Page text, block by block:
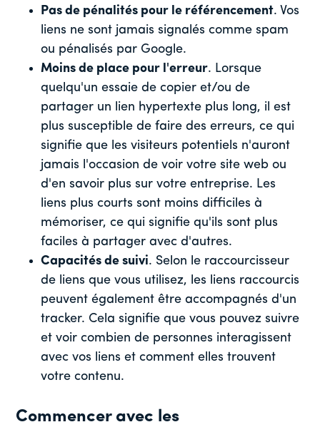
Pas de pénalités pour le référencement. Vos
liens ne sont jamais signalés comme spam
ou pénalisés par Google.
Moins de place pour l'erreur. Lorsque
quelqu'un essaie de copier et/ou de
partager un lien hypertexte plus long, il est
plus susceptible de faire des erreurs, ce qui
signifie que les visiteurs potentiels n'auront
jamais l'occasion de voir votre site web ou
d'en savoir plus sur votre entreprise. Les
liens plus courts sont moins difficiles à
mémoriser, ce qui signifie qu'ils sont plus
faciles à partager avec d'autres.
Capacités de suivi. Selon le raccourcisseur
de liens que vous utilisez, les liens raccourcis
peuvent également être accompagnés d'un
tracker. Cela signifie que vous pouvez suivre
et voir combien de personnes interagissent
avec vos liens et comment elles trouvent
votre contenu.
Commencer avec les